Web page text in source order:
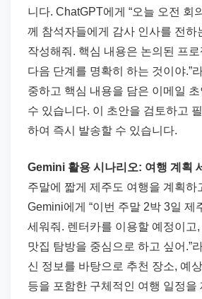
니다. ChatGPT에게 “오늘 오전 회
께 참석자들에게 감사 인사를 전하
작성해줘. 핵심 내용은 논의된 프
다음 단계를 명확히 하는 것이야.”
중하고 핵심 내용을 담은 이메일
수 있습니다. 이 초안을 검토하고
하여 즉시 발송할 수 있습니다.
Gemini 활용 시나리오: 여행 계획
주말에 짧게 제주도 여행을 계획하
Gemini에게 “이번 주말 2박 3일 제
세워줘. 렌터카를 이용할 예정이고
맛집 탐방을 중심으로 하고 싶어.”
신 정보를 바탕으로 추천 장소, 예
등을 포함한 구체적인 여행 일정을